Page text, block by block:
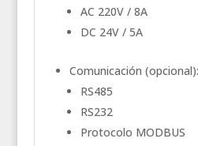
AC 220V / 8A
DC 24V / 5A
Comunicación (opcional):
RS485
RS232
Protocolo MODBUS